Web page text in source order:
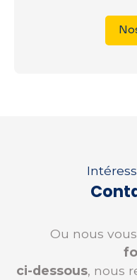
Ou nous
ci-dessous, nous